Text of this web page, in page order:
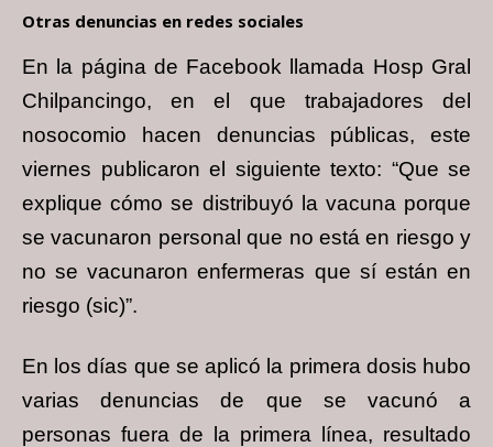
Otras denuncias en redes sociales
En la página de Facebook llamada Hosp Gral
Chilpancingo, en el que trabajadores del
nosocomio hacen denuncias públicas, este
viernes publicaron el siguiente texto: “Que se
explique cómo se distribuyó la vacuna porque
se vacunaron personal que no está en riesgo y
no se vacunaron enfermeras que sí están en
riesgo (sic)”.
En los días que se aplicó la primera dosis hubo
varias denuncias de que se vacunó a
personas fuera de la primera línea, resultado